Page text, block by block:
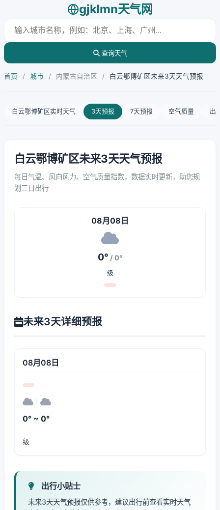
gjklmn天气网
查询天气
首页 / 城市 / 内蒙古自治区 / 白云鄂博矿区未来3天天气预报
白云鄂博矿区实时天气 3天预报 7天预报 空气质量 出
白云鄂博矿区未来3天天气预报
每日气温、风向风力、空气质量指数，数据实时更新，助您规
划三日出行
08月08日
0° / 0°
级
未来3天详细预报
08月08日
0° ~ 0°
级
出行小贴士
未来3天天气预报仅供参考，建议出行前查看实时天气